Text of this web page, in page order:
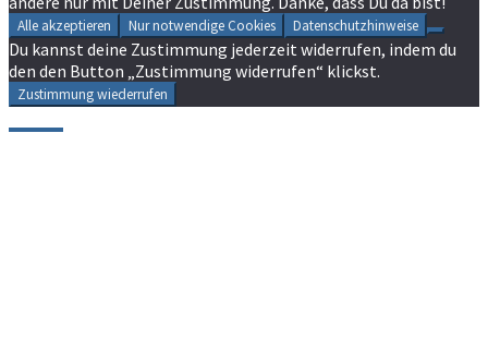
Alle akzeptieren Nur notwendige Cookies Datenschutzhinweise
Du kannst deine Zustimmung jederzeit widerrufen, indem du
den den Button „Zustimmung widerrufen“ klickst.
Zustimmung wiederrufen